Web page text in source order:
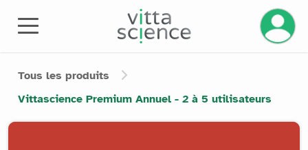
Gérez
Tous les produits
Vittascience Premium Annuel - 2 à 5 utilisateurs
Product image slider